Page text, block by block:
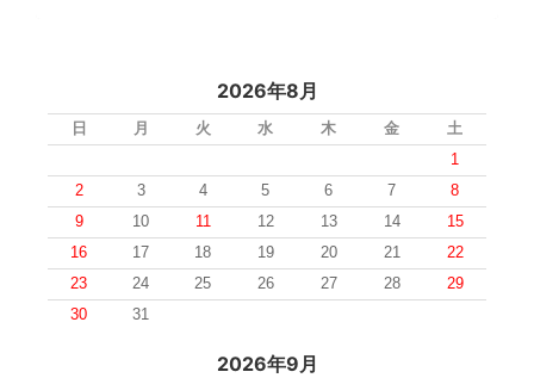
2026年8月
日 月 火 水 木 金
土
1
2
3 4 5 6 7
8
9
10 11 12 13 14
15
16
17 18 19 20 21
22
23
24 25 26 27 28
29
30
31
2026年9月